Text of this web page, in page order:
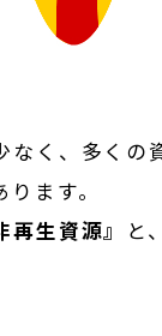
なく、多くの
ます。
再生資源』 と、